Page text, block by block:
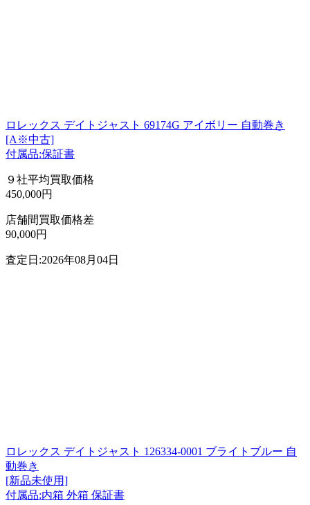
ロレックス デイトジャスト 69174G アイボリー 自動巻き
[A※中古]
付属品:保証書
９社平均買取価格
450,000円
店舗間買取価格差
90,000円
査定日:2026年08月04日
ロレックス デイトジャスト 126334-0001 ブライトブルー 自
動巻き
[新品未使用]
付属品:内箱 外箱 保証書